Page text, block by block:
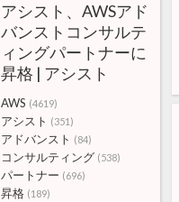
アシスト、AWSアド
バンストコンサルテ
ィングパートナーに
昇格 | アシスト
AWS (4619)
アシスト (351)
アドバンスト (84)
コンサルティング (538)
パートナー (696)
昇格 (189)